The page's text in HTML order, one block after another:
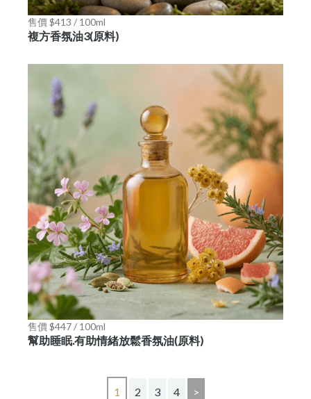
售價 $413 / 100ml
複方香氛油3(原料)
售價 $447 / 100ml
幫助睡眠.有助情緒放鬆香氛油(原料)
1 2 3 4 >